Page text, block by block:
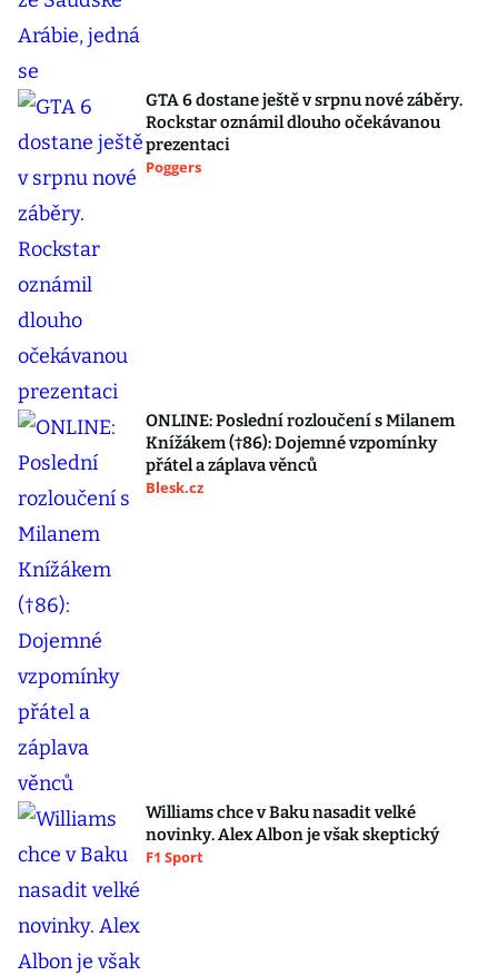
GTA 6 dostane ještě v srpnu nové záběry.
Rockstar oznámil dlouho očekávanou
prezentaci
Poggers
ONLINE: Poslední rozloučení s Milanem
Knížákem (†86): Dojemné vzpomínky
přátel a záplava věnců
Blesk.cz
Williams chce v Baku nasadit velké
novinky. Alex Albon je však skeptický
F1 Sport